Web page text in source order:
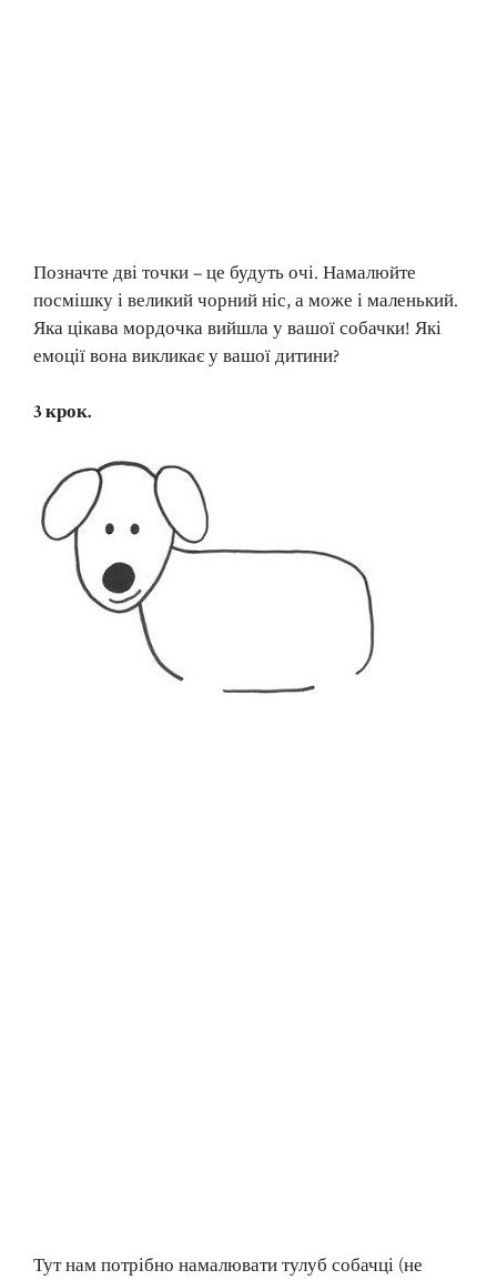
Позначте дві точки – це будуть очі. Намалюйте
посмішку і великий чорний ніс, а може і маленький.
Яка цікава мордочка вийшла у вашої собачки! Які
емоції вона викликає у вашої дитини?
3 крок.
Тут нам потрібно намалювати тулуб собачці (не